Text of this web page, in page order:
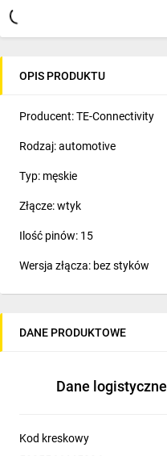
OPIS PRODUKTU
Producent: TE-Connectivity
Rodzaj: automotive
Typ: męskie
Złącze: wtyk
Ilość pinów: 15
Wersja złącza: bez styków
DANE PRODUKTOWE
Dane logistyczne
Kod kreskowy